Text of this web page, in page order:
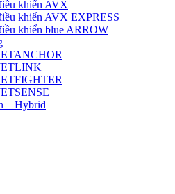
khiển AVX
khiển AVX EXPRESS
khiển blue ARROW
– Hybrid